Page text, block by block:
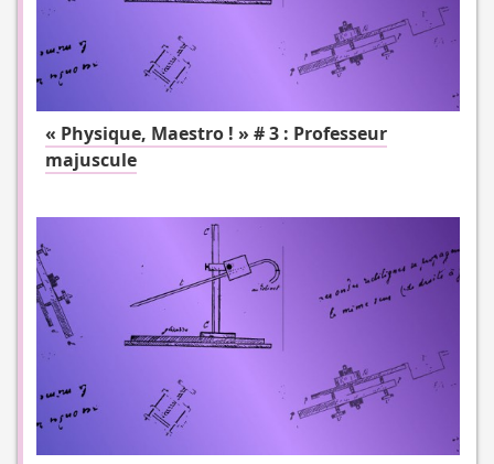
« Physique, Maestro ! » # 3 : Professeur
majuscule